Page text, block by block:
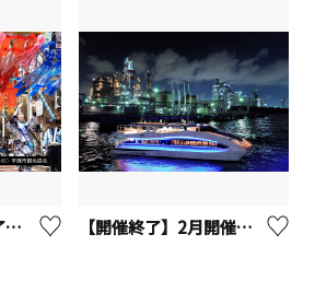
【2025年は開催終了】湘南ひらつか七夕まつり 【開催終了】2月開催！工場夜景＆花火クルーズ